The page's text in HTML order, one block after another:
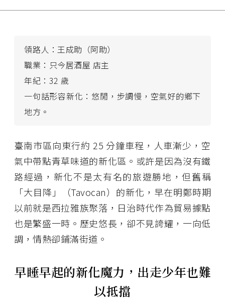
領路人：王成助（阿助）
職業：只今居酒屋 店主
年紀：32 歲
一句話形容新化：悠閒，步調慢，空氣好的鄉下
地方。
臺南市區向東行約 25 分鐘車程，人車漸少，空
氣中帶點青草味道的新化區。或許是因為沒有鐵
路經過，新化不是太有名的旅遊勝地，但舊稱
「大目降」（Tavocan）的新化，早在明鄭時期
以前就是西拉雅族聚落，日治時代作為貿易據點
也是繁盛一時。歷史悠長，卻不見誇耀，一向低
調，情熱卻鋪滿街道。
早睡早起的新化魔力，出走少年也難
以抵擋